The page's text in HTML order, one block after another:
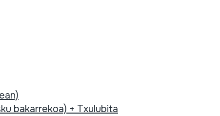
bakarrekoa) + Txulubita